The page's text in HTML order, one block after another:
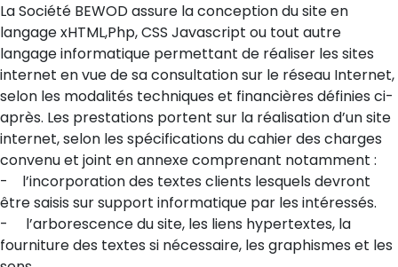
La Société BEWOD assure la conception du site en
langage xHTML,Php, CSS Javascript ou tout autre
langage informatique permettant de réaliser les sites
internet en vue de sa consultation sur le réseau Internet,
selon les modalités techniques et financières définies ci-
après. Les prestations portent sur la réalisation d’un site
internet, selon les spécifications du cahier des charges
convenu et joint en annexe comprenant notamment :
- l’incorporation des textes clients lesquels devront
être saisis sur support informatique par les intéressés.
- l’arborescence du site, les liens hypertextes, la
fourniture des textes si nécessaire, les graphismes et les